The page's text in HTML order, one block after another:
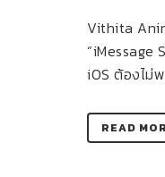
Vithita
“iMessage
iOS ต้องไม่
READ